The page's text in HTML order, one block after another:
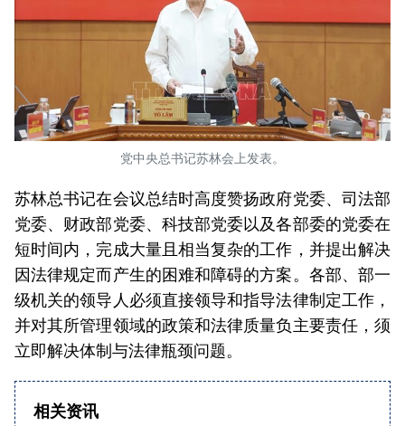
党中央总书记苏林会上发表。
苏林总书记在会议总结时高度赞扬政府党委、司法部
党委、财政部党委、科技部党委以及各部委的党委在
短时间内，完成大量且相当复杂的工作，并提出解决
因法律规定而产生的困难和障碍的方案。各部、部一
级机关的领导人必须直接领导和指导法律制定工作，
并对其所管理领域的政策和法律质量负主要责任，须
立即解决体制与法律瓶颈问题。
相关资讯